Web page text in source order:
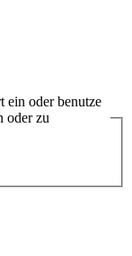
ein oder benutze
oder zu